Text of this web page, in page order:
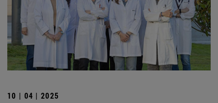
10 | 04 | 2025